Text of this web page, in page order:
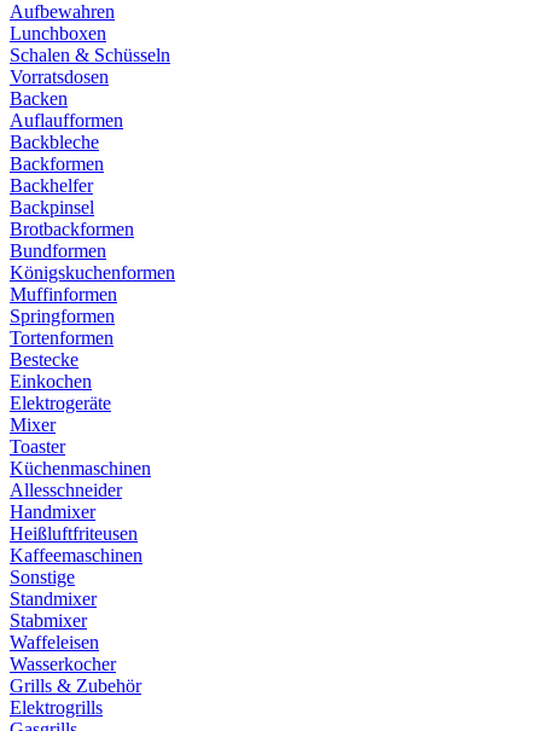
Aufbewahren
Lunchboxen
Schalen & Schüsseln
Vorratsdosen
Backen
Auflaufformen
Backbleche
Backformen
Backhelfer
Backpinsel
Brotbackformen
Bundformen
Königskuchenformen
Muffinformen
Springformen
Tortenformen
Bestecke
Einkochen
Elektrogeräte
Mixer
Toaster
Küchenmaschinen
Allesschneider
Handmixer
Heißluftfriteusen
Kaffeemaschinen
Sonstige
Standmixer
Stabmixer
Waffeleisen
Wasserkocher
Grills & Zubehör
Elektrogrills